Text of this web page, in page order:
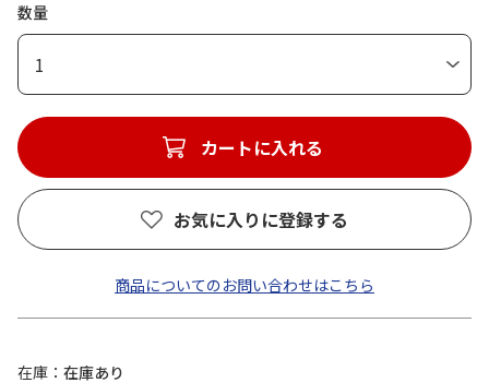
数量
1
カートに入れる
お気に入りに登録する
商品についてのお問い合わせはこちら
在庫 在庫あり